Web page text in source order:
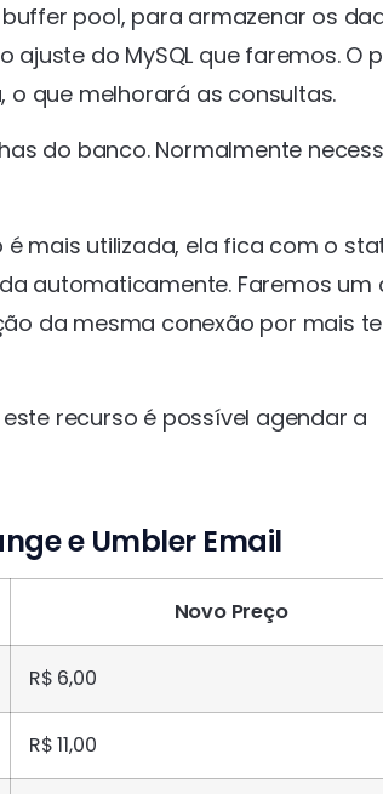
pool, para armazenar os
do MySQL que faremos. O
que melhorará as consultas.
do banco. Normalmente
mais utilizada, ela fica com o
automaticamente. Faremos um
da mesma conexão por mais
este recurso é possível agendar a
e Umbler Email
Novo Preço
R$ 6,00
R$ 11,00